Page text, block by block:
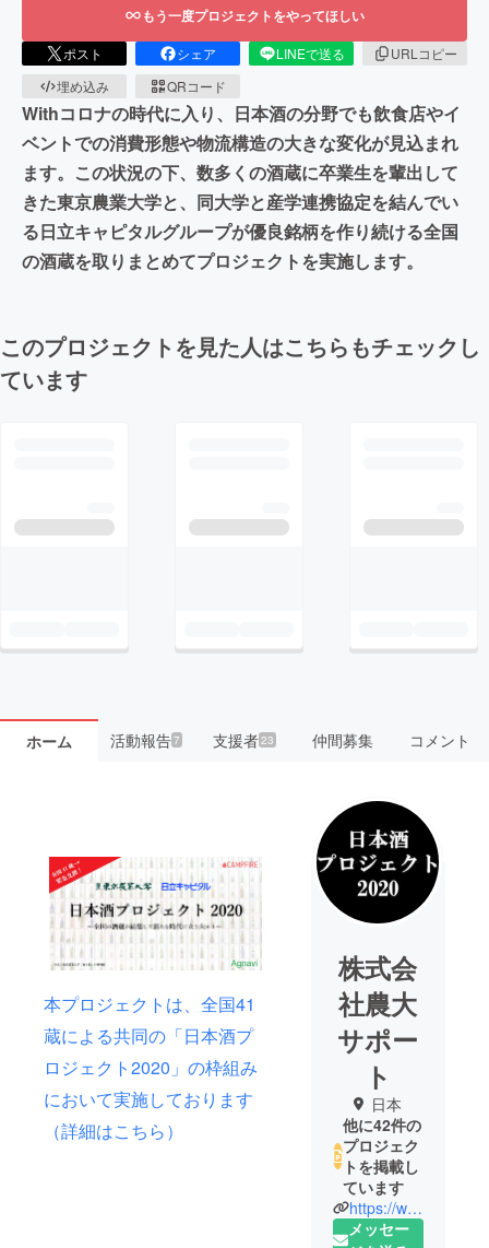
もう一度プロジェクトをやってほしい
ポスト シェア LINEで送る
URLコピー
埋め込み
QRコード
Withコロナの時代に入り、日本酒の分野でも飲食店やイ
ベントでの消費形態や物流構造の大きな変化が見込まれ
ます。この状況の下、数多くの酒蔵に卒業生を輩出して
きた東京農業大学と、同大学と産学連携協定を結んでい
る日立キャピタルグループが優良銘柄を作り続ける全国
の酒蔵を取りまとめてプロジェクトを実施します。
このプロジェクトを見た人はこちらもチェックし
ています
ホーム 活動報告7 支援者23 仲間募集 コメント
本プロジェクトは、全国41
蔵による共同の「日本酒プ
ロジェクト2020」の枠組み
において実施しております
（詳細はこちら）
株式会
社農大
サポー
ト
日本
他に42件の
プロジェク
トを掲載し
ています
https://www.facebook.com/sakagura2020/?modal=admin_todo_tour
メッセー